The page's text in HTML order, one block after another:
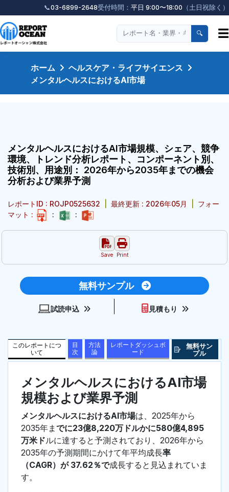
📞03-6899-2648受付時間： 平日 9:00〜18:00 （土日祝除く）
🔍 ☰
ホーム
ヘルスケア・ライフサイエンス
メンタルヘルスにおけるAI市場
メンタルヘルスにおけるAI市場規模、シェア、競争
環境、トレンド分析レポート、コンポーネント別、
技術別、用途別： 2026年から2035年までの機会
分析および業界予測
レポートID : ROJP0525632 最終更新 : 2026年05月
フォー
マット :
: :
Save Print
無料サンプル
試読申込 見積もり
このレポートにつ
いて
目
次
方法
論
レポートダッシュボ
ード
無料サン
プル
メンタルヘルスにおけるAI市場
規模および業界予測
メンタルヘルスにおけるAI市場は、2025年から
2035年ま でに23億8,220万ドルかに580億4,895
万米ドルに達すると予測されており、2026年から
2035年の予測期間にかけて年平均成長率
（CAGR）が 37.62％で成長すると見込まれていま
す。